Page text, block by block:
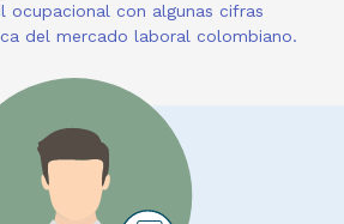
ocupacional con algunas cifras
del mercado laboral colombiano.